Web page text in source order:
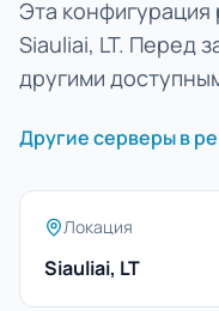
Эта
Siauliai, LT. Перед
другими
Другие серверы в
Локация
Siauliai, LT